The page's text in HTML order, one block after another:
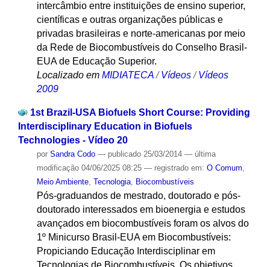
intercâmbio entre instituições de ensino superior,
científicas e outras organizações públicas e
privadas brasileiras e norte-americanas por meio
da Rede de Biocombustíveis do Conselho Brasil-
EUA de Educação Superior.
Localizado em MIDIATECA /Vídeos /Vídeos
2009
1st Brazil-USA Biofuels Short Course: Providing
Interdisciplinary Education in Biofuels
Technologies - Vídeo 20
por Sandra Codo — publicado25/03/2014 — última
modificação04/06/2025 08:25 — registrado em: O Comum,
Meio Ambiente, Tecnologia, Biocombustíveis
Pós-graduandos de mestrado, doutorado e pós-
doutorado interessados em bioenergia e estudos
avançados em biocombustíveis foram os alvos do
1º Minicurso Brasil-EUA em Biocombustíveis:
Propiciando Educação Interdisciplinar em
Tecnologias de Biocombustíveis. Os objetivos